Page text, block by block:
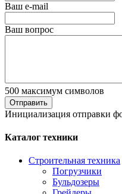
Ваш е-mail
Ваш вопрос
500 максимум символов
Отправить
Инициализация отправки
Каталог техники
Строительная техника
Погрузчики
Бульдозеры